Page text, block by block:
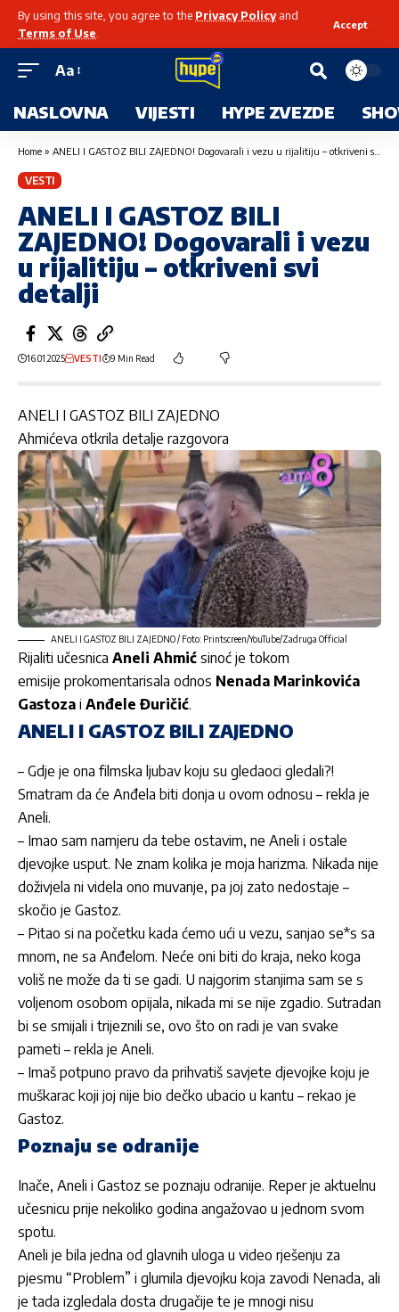
By using this site, you agree to the Privacy Policyand
Terms of Use
Accept
Aa
NASLOVNA VIJESTI HYPE ZVEZDE
Home » ANELI I GASTOZ BILI ZAJEDNO! Dogovarali i vezu u rijalitiju – otkriveni svi detalji
VESTI
ANELI I GASTOZ BILI
ZAJEDNO! Dogovarali i vezu
u rijalitiju – otkriveni svi
detalji
16.01.2025 VESTI 9 Min Read
ANELI I GASTOZ BILI ZAJEDNO
Ahmićeva otkrila detalje razgovora
ANELI I GASTOZ BILI ZAJEDNO / Foto: Printscreen/YouTube/Zadruga Official
Rijaliti učesnica Aneli Ahmić sinoć je tokom
emisije prokomentarisala odnos Nenada Marinkovića
Gastoza i Anđele Đuričić.
ANELI I GASTOZ BILI ZAJEDNO
– Gdje je ona filmska ljubav koju su gledaoci gledali?!
Smatram da će Anđela biti donja u ovom odnosu – rekla je
Aneli.
– Imao sam namjeru da tebe ostavim, ne Aneli i ostale
djevojke usput. Ne znam kolika je moja harizma. Nikada nije
doživjela ni videla ono muvanje, pa joj zato nedostaje –
skočio je Gastoz.
– Pitao si na početku kada ćemo ući u vezu, sanjao se*s sa
mnom, ne sa Anđelom. Neće oni biti do kraja, neko koga
voliš ne može da ti se gadi. U najgorim stanjima sam se s
voljenom osobom opijala, nikada mi se nije zgadio. Sutradan
bi se smijali i trijeznili se, ovo što on radi je van svake
pameti – rekla je Aneli.
– Imaš potpuno pravo da prihvatiš savjete djevojke koju je
muškarac koji joj nije bio dečko ubacio u kantu – rekao je
Gastoz.
Poznaju se odranije
Inače, Aneli i Gastoz se poznaju odranije. Reper je aktuelnu
učesnicu prije nekoliko godina angažovao u jednom svom
spotu.
Aneli je bila jedna od glavnih uloga u video rješenju za
pjesmu “Problem” i glumila djevojku koja zavodi Nenada, ali
je tada izgledala dosta drugačije te je mnogi nisu